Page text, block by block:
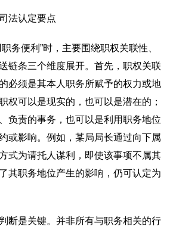
法认定要点
务便利”时，主要围绕职权关联性、
链条三个维度展开。首先，职权关联
必须是其本人职务所赋予的权力或地
权可以是现实的，也可以是潜在的；
负责的事务，也可以是利用职务地位
或影响。例如，某局局长通过向下属
式为请托人谋利，即使该事项不属其
其职务地位产生的影响，仍可认定为
断是关键。并非所有与职务相关的行